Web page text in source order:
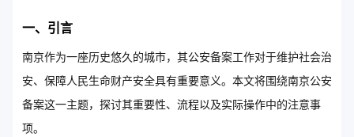
一、引言
南京作为一座历史悠久的城市，其公安备案工作对于维护社会治
安、保障人民生命财产安全具有重要意义。本文将围绕南京公安
备案这一主题，探讨其重要性、流程以及实际操作中的注意事
项。